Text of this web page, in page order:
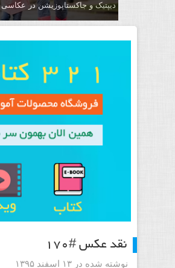
دیپتیک و جاکستا‌پوزیشن در عکاسی
نقد عکس #۱۷۰
نوشته شده در ۱۳ اسفند ۱۳۹۵